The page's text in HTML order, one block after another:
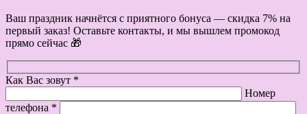
Ваш праздник начнётся с приятного бонуса — скидка 7% на
первый заказ! Оставьте контакты, и мы вышлем промокод
прямо сейчас 🎁
Как Вас зовут *
Номер
телефона *